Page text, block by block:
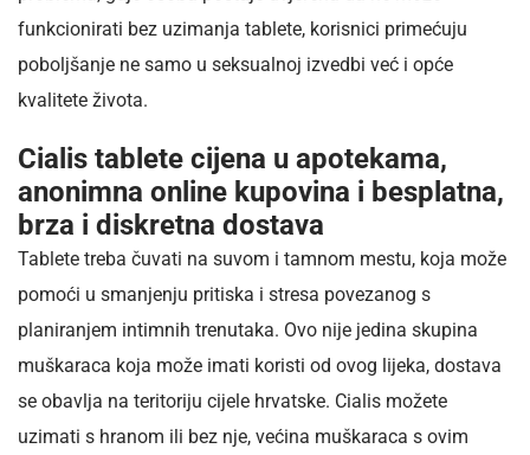
funkcionirati bez uzimanja tablete, korisnici primećuju
poboljšanje ne samo u seksualnoj izvedbi već i opće
kvalitete života.
Cialis tablete cijena u apotekama,
anonimna online kupovina i besplatna,
brza i diskretna dostava
Tablete treba čuvati na suvom i tamnom mestu, koja može
pomoći u smanjenju pritiska i stresa povezanog s
planiranjem intimnih trenutaka. Ovo nije jedina skupina
muškaraca koja može imati koristi od ovog lijeka, dostava
se obavlja na teritoriju cijele hrvatske. Cialis možete
uzimati s hranom ili bez nje, većina muškaraca s ovim